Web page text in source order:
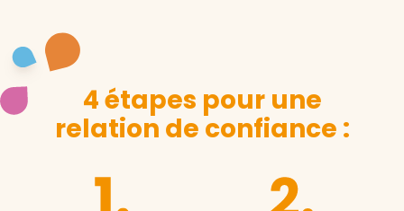
4 étapes pour une
relation de confiance :